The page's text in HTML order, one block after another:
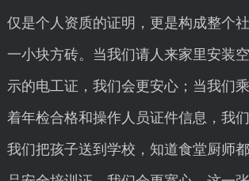
仅是个人资质的证明，更是构成整个
一小块方砖。当我们请人来家里安装
示的电工证，我们会更安心；当我们
着年检合格和操作人员证件信息，我
我们把孩子送到学校，知道食堂厨师